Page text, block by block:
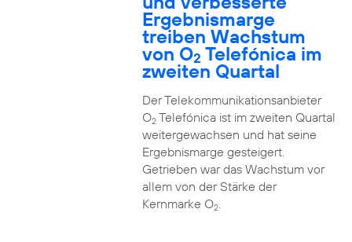
Ergebnismarge
treiben Wachstum
von O2 Telefónica im
zweiten Quartal
Der Telekommunikationsanbieter
O2Telefónica ist im zweiten Quartal
weitergewachsen und hat seine
Ergebnismarge gesteigert.
Getrieben war das Wachstum vor
allem von der Stärke der
Kernmarke O2.